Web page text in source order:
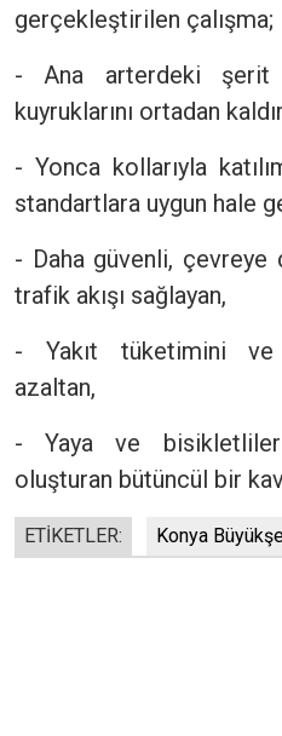
gerçekleştirilen çalışma;
- Ana arterdeki şerit
kuyruklarını ortadan
- Yonca kollarıyla
standartlara uygun hale
- Daha güvenli, çevreye
trafik akışı sağlayan,
- Yakıt tüketimini ve
azaltan,
- Yaya ve
oluşturan bütüncül bir
ETİKETLER: Konya